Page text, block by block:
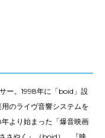
ー。1998年に「boid」設
のライヴ音響システムを
より始まった「爆音映画